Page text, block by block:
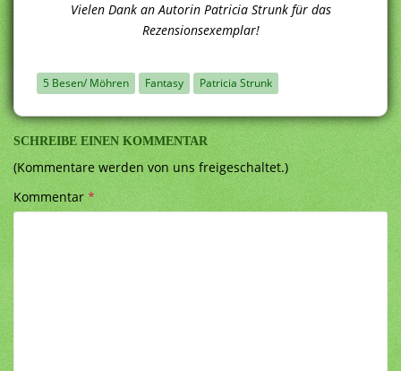
Vielen Dank an Autorin Patricia Strunk für das
Rezensionsexemplar!
5 Besen/ Möhren Fantasy Patricia Strunk
SCHREIBE EINEN KOMMENTAR
(Kommentare werden von uns freigeschaltet.)
Kommentar*